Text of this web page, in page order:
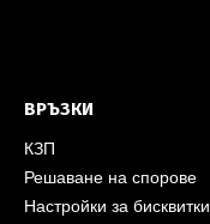
ВРЪЗКИ
КЗП
Решаване на спорове
Настройки за бисквитки